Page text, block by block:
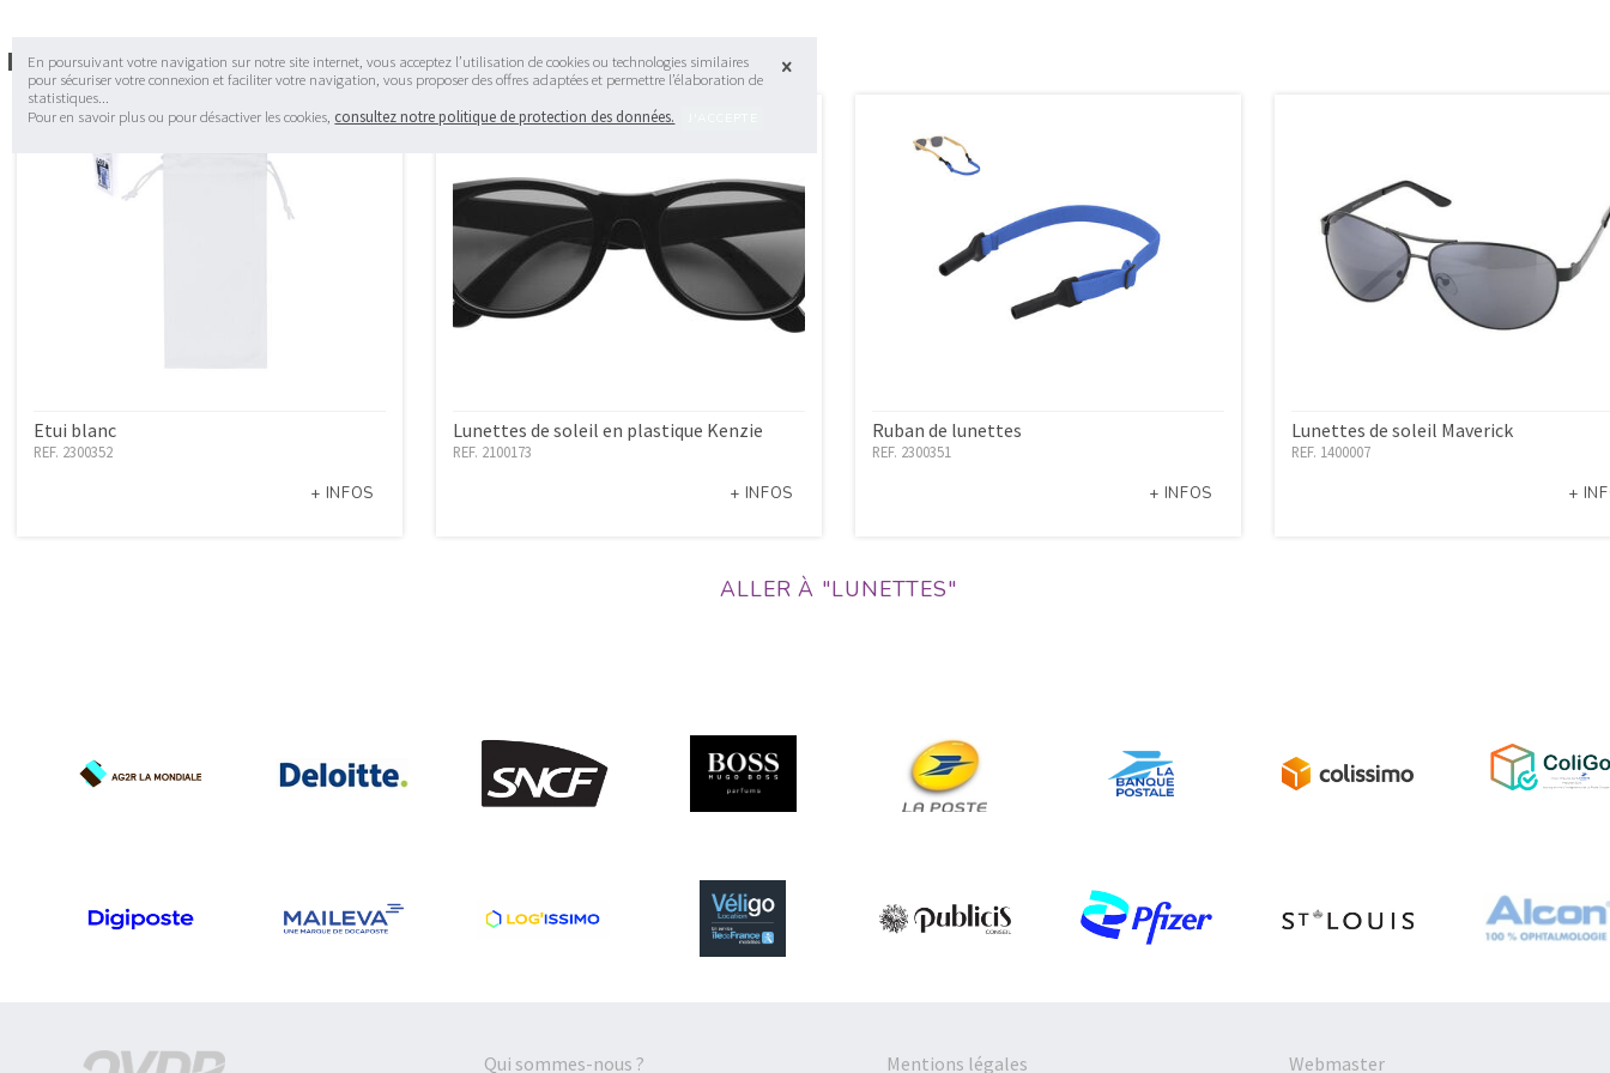
En poursuivant votre navigation sur notre site internet, vous acceptez l’utilisation de cookies ou technologies similaires
pour sécuriser votre connexion et faciliter votre navigation, vous proposer des offres adaptées et permettre l’élaboration de
statistiques...
Pour en savoir plus ou pour désactiver les cookies, consultez notre politique de protection des données.
Dans la même catégorie
Etui blanc
REF. 2300352
+ INFOS
Lunettes de soleil en plastique Kenzie
REF. 2100173
+ INFOS
Ruban de lunettes
REF. 2300351
+ INFOS
Lunettes de soleil Maverick
REF. 1400007
+
ALLER À "LUNETTES"
Qui sommes-nous ? Mentions légales Webmaster